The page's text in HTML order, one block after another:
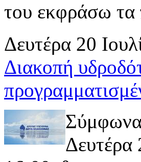
του εκφράσω
Δευτέρα 20
Διακοπή
Δευτέρα